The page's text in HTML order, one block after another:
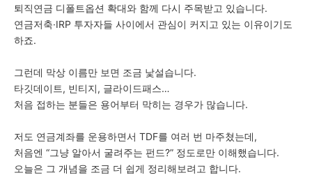
퇴직연금 디폴트옵션 확대와 함께 다시 주목받고 있습니다.
연금저축·IRP 투자자들 사이에서 관심이 커지고 있는 이유이기도
하죠.
그런데 막상 이름만 보면 조금 낯설습니다.
타깃데이트, 빈티지, 글라이드패스…
처음 접하는 분들은 용어부터 막히는 경우가 많습니다.
저도 연금계좌를 운용하면서 TDF를 여러 번 마주쳤는데,
처음엔 “그냥 알아서 굴려주는 펀드?” 정도로만 이해했습니다.
오늘은 그 개념을 조금 더 쉽게 정리해보려고 합니다.